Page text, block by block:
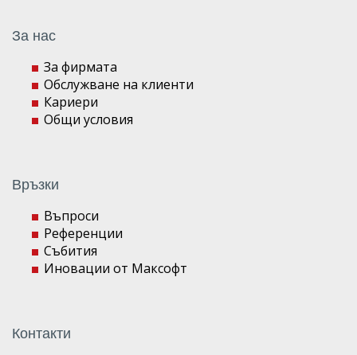
За нас
За фирмата
Обслужване на клиенти
Кариери
Общи условия
Връзки
Въпроси
Референции
Събития
Иновации от Максофт
Контакти